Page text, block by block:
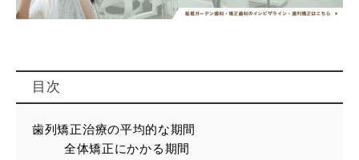
目次
歯列矯正治療の平均的な期間
全体矯正にかかる期間